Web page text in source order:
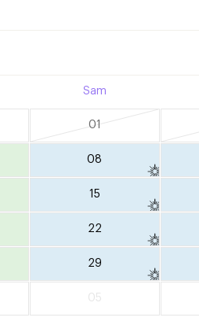
Sam
01
08
15
22
29
05